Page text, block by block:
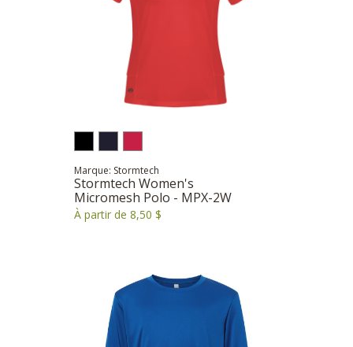
Marque: Stormtech
Stormtech Women's
Micromesh Polo - MPX-2W
À partir de 8,50 $